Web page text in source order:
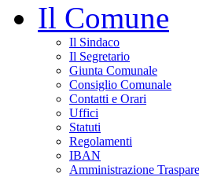
Il Comune
Il Sindaco
Il Segretario
Giunta Comunale
Consiglio Comunale
Contatti e Orari
Uffici
Statuti
Regolamenti
IBAN
Amministrazione